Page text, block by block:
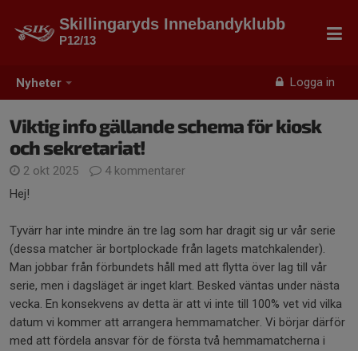
Nyheter Logga in
Skillingaryds Innebandyklubb
P12/13
Viktig info gällande schema för kiosk
och sekretariat!
2 okt 2025
4 kommentarer
Hej!
Tyvärr har inte mindre än tre lag som har dragit sig ur vår serie
(dessa matcher är bortplockade från lagets matchkalender).
Man jobbar från förbundets håll med att flytta över lag till vår
serie, men i dagsläget är inget klart. Besked väntas under nästa
vecka. En konsekvens av detta är att vi inte till 100% vet vid vilka
datum vi kommer att arrangera hemmamatcher. Vi börjar därför
med att fördela ansvar för de första två hemmamatcherna i